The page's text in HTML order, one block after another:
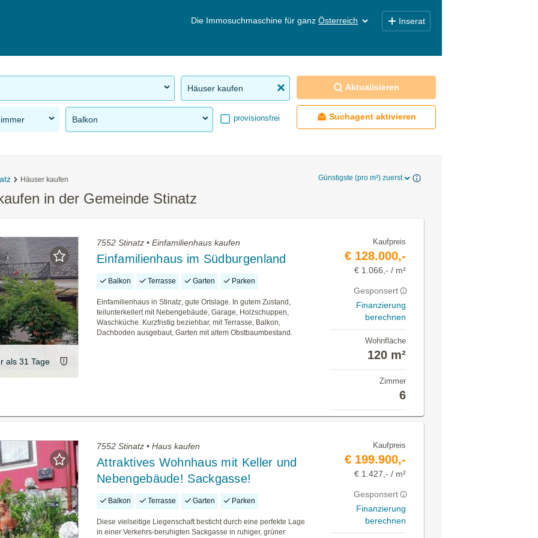
Die Immosuchmaschine für ganz Österreich Inserat
Häuser kaufen
Balkon provisionsfrei
Aktualisieren
Suchagent aktivieren
Häuser kaufen Günstigste (pro m²) zuerst
in der Gemeinde Stinatz
als 31 Tage
7552 Stinatz • Einfamilienhaus kaufen
Einfamilienhaus im Südburgenland
Balkon Terrasse Garten Parken
Einfamilienhaus in Stinatz, gute Ortslage. In gutem Zustand,
teilunterkellert mit Nebengebäude, Garage, Holzschuppen,
Waschküche. Kurzfristig beziehbar, mit Terrasse, Balkon,
Dachboden ausgebaut, Garten mit altem Obstbaumbestand.
Kaufpreis
€ 128.000,-
€ 1.066,- / m²
Gesponsert
Finanzierung
berechnen
Wohnfläche
120 m²
Zimmer
6
7552 Stinatz • Haus kaufen
Attraktives Wohnhaus mit Keller und
Nebengebäude! Sackgasse!
Balkon Terrasse Garten Parken
Diese vielseitige Liegenschaft besticht durch eine perfekte Lage
in einer Verkehrs-beruhigten Sackgasse in ruhiger, grüner
Kaufpreis
€ 199.900,-
€ 1.427,- / m²
Gesponsert
Finanzierung
berechnen